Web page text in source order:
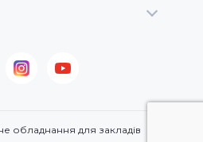
обладнання для закладів